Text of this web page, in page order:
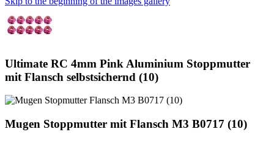
Ultimate RC 4mm Pink Aluminium Stoppmutter
mit Flansch selbstsichernd (10)
Mugen Stoppmutter mit Flansch M3 B0717 (10)